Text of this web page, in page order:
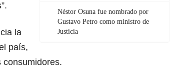
Néstor Osuna fue nombrado por
Gustavo Petro como ministro de
Justicia
la
país,
consumidores.